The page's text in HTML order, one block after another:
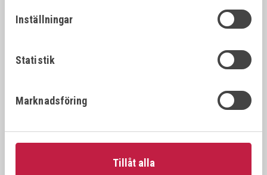
Inställningar
Statistik
Marknadsföring
Tillåt alla
26396
22x2.0
26397